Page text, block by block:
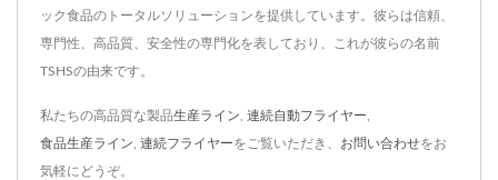
ック食品のトータルソリューションを提供しています。彼らは信頼、
専門性、高品質、安全性の専門化を表しており、これが彼らの名前
TSHSの由来です。
私たちの高品質な製品生産ライン 連続自動フライヤー
食品生産ライン 連続フライヤーをご覧いただき、 お問い合わせをお
気軽にどうぞ。